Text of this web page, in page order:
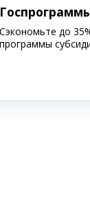
Сэкономьте до
программы